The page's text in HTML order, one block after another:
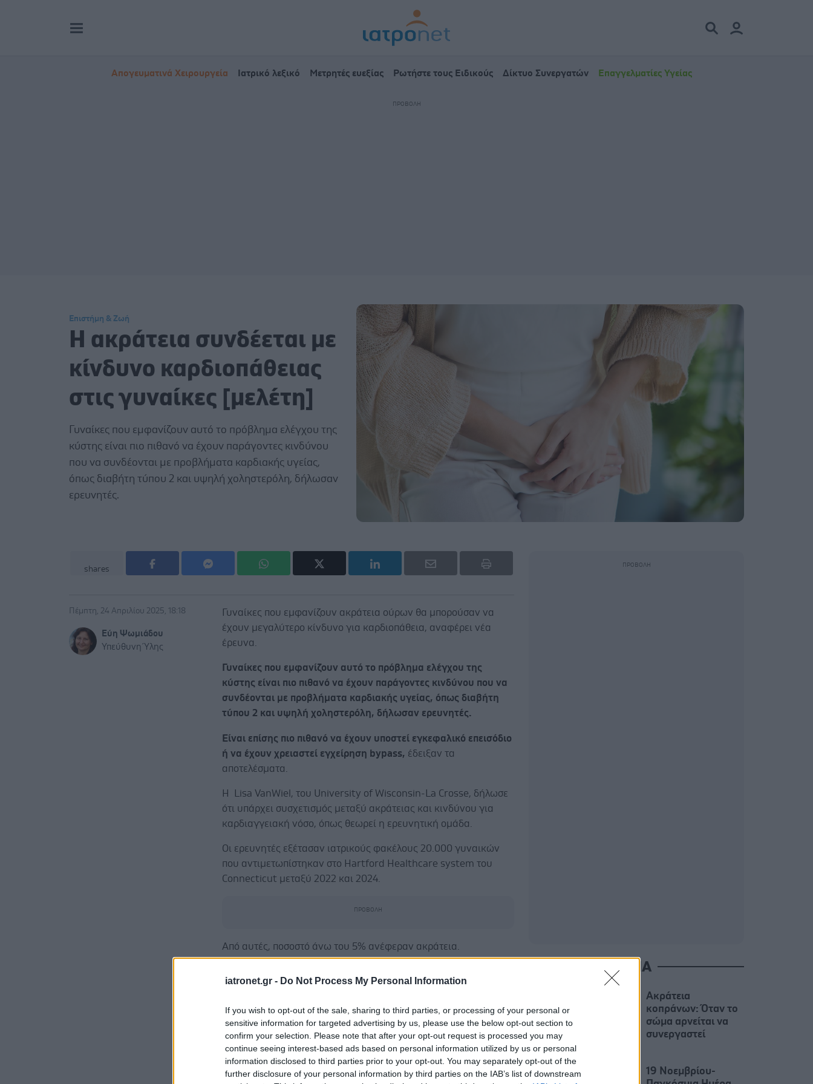
iatronet.gr - Do Not Process My Personal Information
If you wish to opt-out of the sale, sharing to third parties, or processing of your personal or
sensitive information for targeted advertising by us, please use the below opt-out section to
confirm your selection. Please note that after your opt-out request is processed you may
continue seeing interest-based ads based on personal information utilized by us or personal
information disclosed to third parties prior to your opt-out. You may separately opt-out of the
further disclosure of your personal information by third parties on the IAB’s list of downstream
Απογευματινά Χειρουργεία Ιατρικό λεξικό Μετρητές ευεξίας Ρωτήστε τους Ειδικούς Δίκτυο Συνεργατών Επαγγελματίες Υγείας
Επιστήμη & Ζωή
Η ακράτεια συνδέεται με
κίνδυνο καρδιοπάθειας
στις γυναίκες [μελέτη]
Γυναίκες που εμφανίζουν αυτό το πρόβλημα ελέγχου της
κύστης είναι πιο πιθανό να έχουν παράγοντες κινδύνου
που να συνδέονται με προβλήματα καρδιακής υγείας,
όπως διαβήτη τύπου 2 και υψηλή χοληστερόλη, δήλωσαν
ερευνητές.
shares
Πέμπτη, 24 Απριλίου 2025, 18:18
Εύη Ψωμιάδου
Υπεύθυνη Ύλης
Γυναίκες που εμφανίζουν ακράτεια ούρων θα μπορούσαν να
έχουν μεγαλύτερο κίνδυνο για καρδιοπάθεια, αναφέρει νέα
έρευνα.
Γυναίκες που εμφανίζουν αυτό το πρόβλημα ελέγχου της
κύστης είναι πιο πιθανό να έχουν παράγοντες κινδύνου που να
συνδέονται με προβλήματα καρδιακής υγείας, όπως διαβήτη
τύπου 2 και υψηλή χοληστερόλη, δήλωσαν ερευνητές.
Είναι επίσης πιο πιθανό να έχουν υποστεί εγκεφαλικό επεισόδιο
ή να έχουν χρειαστεί εγχείρηση bypass, έδειξαν τα
αποτελέσματα.
Η Lisa VanWiel, του University of Wisconsin-La Crosse, δήλωσε
ότι υπάρχει συσχετισμός μεταξύ ακράτειας και κινδύνου για
καρδιαγγειακή νόσο, όπως θεωρεί η ερευνητική ομάδα.
Οι ερευνητές εξέτασαν ιατρικούς φακέλους 20.000 γυναικών
που αντιμετωπίστηκαν στο Hartford Healthcare system του
Connecticut μεταξύ 2022 και 2024.
Από αυτές, ποσοστό άνω του 5% ανέφεραν ακράτεια.
37% περισσότερες πιθανότητες να έχουν υψηλή
χοληστερόλη
55% περισσότερες πιθανότητες να έχουν υποστεί
εγκεφαλικό
Υπερτριπλάσιες πιθανότητες να έχουν χρειαστεί bypass.
ΔΙΑΒΑΣΤΕ ΑΚΟΜΑ
Ακράτεια
κοπράνων: Όταν το
σώμα αρνείται να
συνεργαστεί
19 Νοεμβρίου-